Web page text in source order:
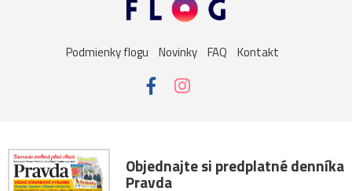
Podmienky flogu Novinky FAQ Kontakt
Objednajte si predplatné denníka
Pravda